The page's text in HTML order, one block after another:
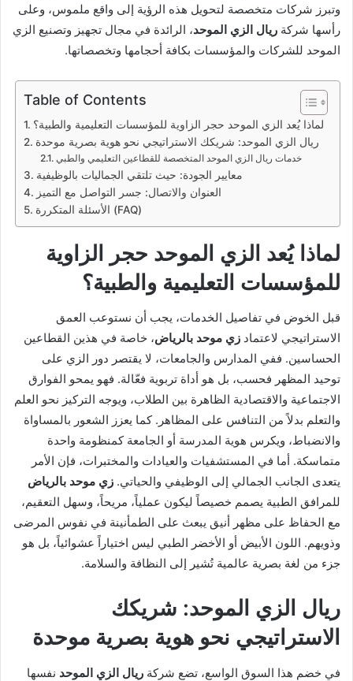
وتبرز شركات متخصصة لتحويل هذه الرؤية إلى واقع ملموس، وعلى
رأسها شركة ريال الزي الموحد، الرائدة في مجال تجهيز وتصنيع الزي
الموحد للشركات والمؤسسات بكافة أحجامها وتخصصاتها.
Table of Contents
لماذا يُعد الزي الموحد حجر الزاوية للمؤسسات التعليمية والطبية؟
ريال الزي الموحد: شريكك الاستراتيجي نحو هوية بصرية موحدة
خدمات ريال الزي الموحد المتخصصة للقطاعين التعليمي والطبي
معايير الجودة: حيث تلتقي الجماليات بالوظيفية
العنوان والاتصال: جسر التواصل مع التميز
الأسئلة المتكررة (FAQ)
لماذا يُعد الزي الموحد حجر الزاوية
للمؤسسات التعليمية والطبية؟
قبل الخوض في تفاصيل الخدمات، يجب أن نستوعب العمق
الاستراتيجي لاعتماد زي موحد بالرياض، خاصة في هذين القطاعين
الحساسين. ففي المدارس والجامعات، لا يقتصر دور الزي على
توحيد المظهر فحسب، بل هو أداة تربوية فعّالة. فهو يمحو الفوارق
الاجتماعية والاقتصادية الظاهرة بين الطلاب، ويوجه التركيز نحو العلم
والتعلم بدلاً من التنافس على المظاهر. كما يعزز الشعور بالمساواة
والانضباط، ويكرس هوية المدرسة أو الجامعة كمنظومة واحدة
متماسكة. أما في المستشفيات والعيادات والمختبرات، فإن الأمر
يتعدى الجانب الجمالي إلى الوظيفي والحياتي. زي موحد بالرياض
للمرافق الطبية يصمم خصيصاً ليكون عملياً، مريحاً، وسهل التعقيم،
مع الحفاظ على مظهر أنيق يبعث على الطمأنينة في نفوس المرضى
وذويهم. اللون الأبيض أو الأخضر الطبي ليس اختياراً عشوائياً، بل هو
جزء من لغة بصرية عالمية تُشير إلى النظافة والسلامة.
ريال الزي الموحد: شريكك
الاستراتيجي نحو هوية بصرية موحدة
في خضم هذا السوق الواسع، تضع شركة ريال الزي الموحد نفسها